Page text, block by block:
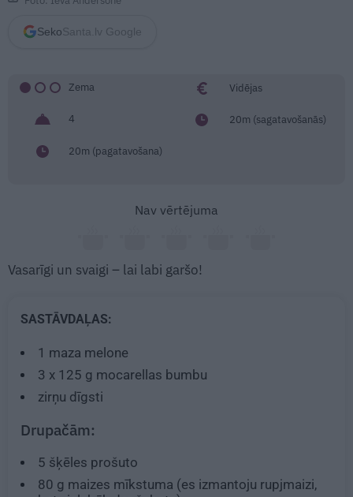
Seko Santa.lv Google
Zema Vidējas
4 20m (sagatavošanās)
20m (pagatavošana)
Nav vērtējuma
Vasarīgi un svaigi – lai labi garšo!
SASTĀVDAĻAS:
1 maza melone
3 x 125 g mocarellas bumbu
zirņu dīgsti
Drupačām:
5 šķēles prošuto
80 g maizes mīkstuma (es izmantoju rupjmaizi,